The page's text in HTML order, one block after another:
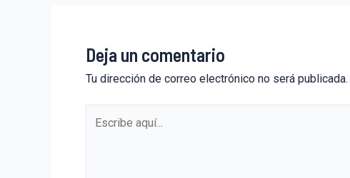
Deja un comentario
Tu dirección de correo electrónico no será publicada.